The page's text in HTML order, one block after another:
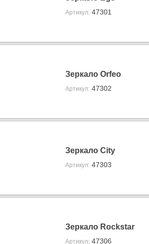
Артикул: 47301
Зеркало Orfeo
Артикул: 47302
Зеркало City
Артикул: 47303
Зеркало Rockstar
Артикул: 47306